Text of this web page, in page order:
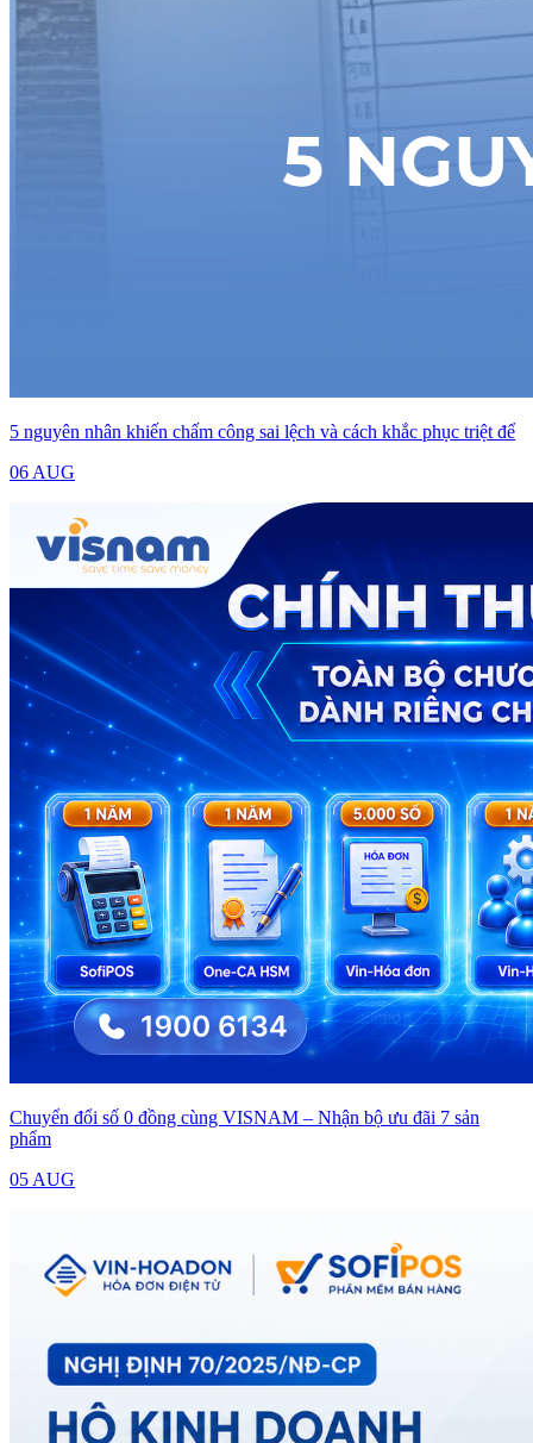
5 nguyên nhân khiến chấm công sai lệch và cách khắc phục triệt để
06 AUG
Chuyển đổi số 0 đồng cùng VISNAM – Nhận bộ ưu đãi 7 sản
phẩm
05 AUG